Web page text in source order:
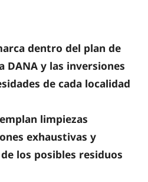
dentro del plan de
DANA y las inversiones
de cada localidad
limpiezas
exhaustivas y
los posibles residuos